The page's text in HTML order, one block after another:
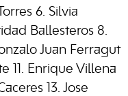
6. Silvia
Ballesteros 8.
Juan Ferragut
11. Enrique Villena
13. Jose